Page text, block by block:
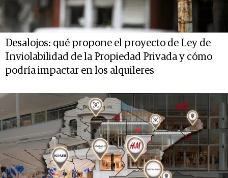
Desalojos: qué propone el proyecto de Ley de
Inviolabilidad de la Propiedad Privada y cómo
podría impactar en los alquileres